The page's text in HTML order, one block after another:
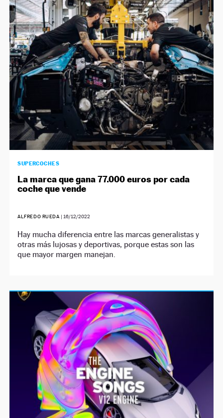
SUPERCOCHES
La marca que gana 77.000 euros por cada
coche que vende
ALFREDO RUEDA | 16/12/2022
Hay mucha diferencia entre las marcas generalistas y
otras más lujosas y deportivas, porque estas son las
que mayor margen manejan.